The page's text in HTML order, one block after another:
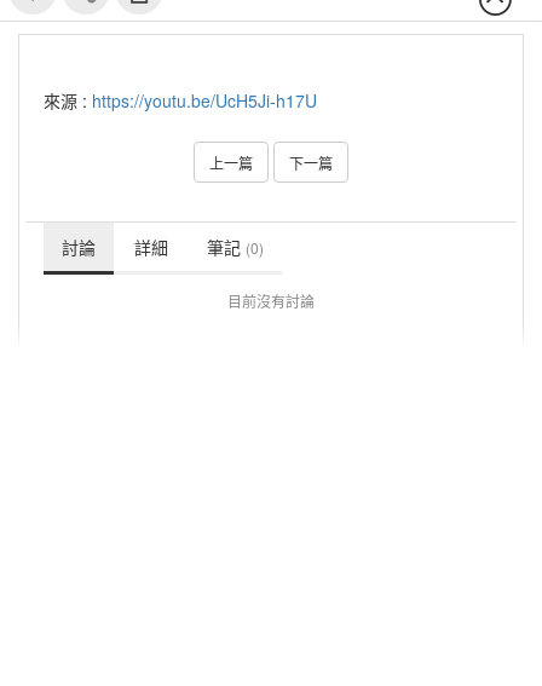
來源 : https://youtu.be/UcH5Ji-h17U
上一篇 下一篇
討論 詳細 筆記 (0)
目前沒有討論